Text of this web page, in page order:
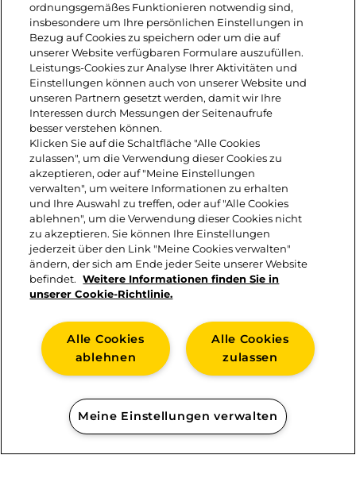
bis dieser sich aufgelöst hat. Alle
vorbereiteten Zutaten und 1 EL
Rapskernöl unterrühren und mit Salz
abschmecken.
3. 2 Scheiben Brot buttern und mit
Roastbeef und Leerdammer® Original
belegen und das Gurkenrelish darauf
verteilen.
KONTAKT
IMPRESSUM
ordnungsgemäßes Funktionieren notwendig sind,
insbesondere um Ihre persönlichen Einstellungen in
Bezug auf Cookies zu speichern oder um die auf
unserer Website verfügbaren Formulare auszufüllen.
Leistungs-Cookies zur Analyse Ihrer Aktivitäten und
Einstellungen können auch von unserer Website und
unseren Partnern gesetzt werden, damit wir Ihre
Interessen durch Messungen der Seitenaufrufe
besser verstehen können.
Klicken Sie auf die Schaltfläche "Alle Cookies
zulassen", um die Verwendung dieser Cookies zu
akzeptieren, oder auf "Meine Einstellungen
verwalten", um weitere Informationen zu erhalten
und Ihre Auswahl zu treffen, oder auf "Alle Cookies
ablehnen", um die Verwendung dieser Cookies nicht
zu akzeptieren. Sie können Ihre Einstellungen
jederzeit über den Link "Meine Cookies verwalten"
ändern, der sich am Ende jeder Seite unserer Website
befindet. Weitere Informationen finden Sie in
unserer Cookie-Richtlinie.
Alle Cookies
zulassen
Alle Cookies
ablehnen
Meine Einstellungen verwalten